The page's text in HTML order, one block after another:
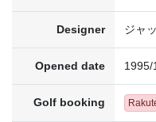
Designer ジャ
Opened date 1995/
Golf booking